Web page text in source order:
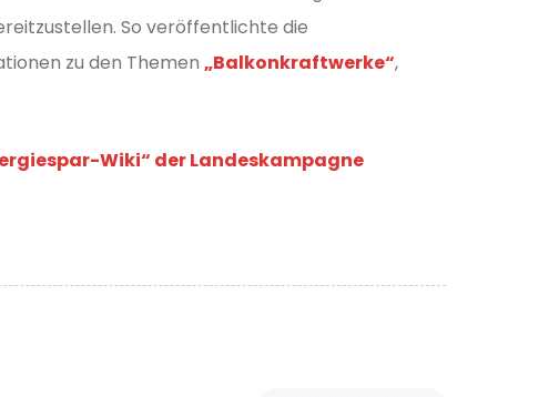
So veröffentlichte die
zu den Themen „Balkonkraftwerke“,
Wiki“ der Landeskampagne